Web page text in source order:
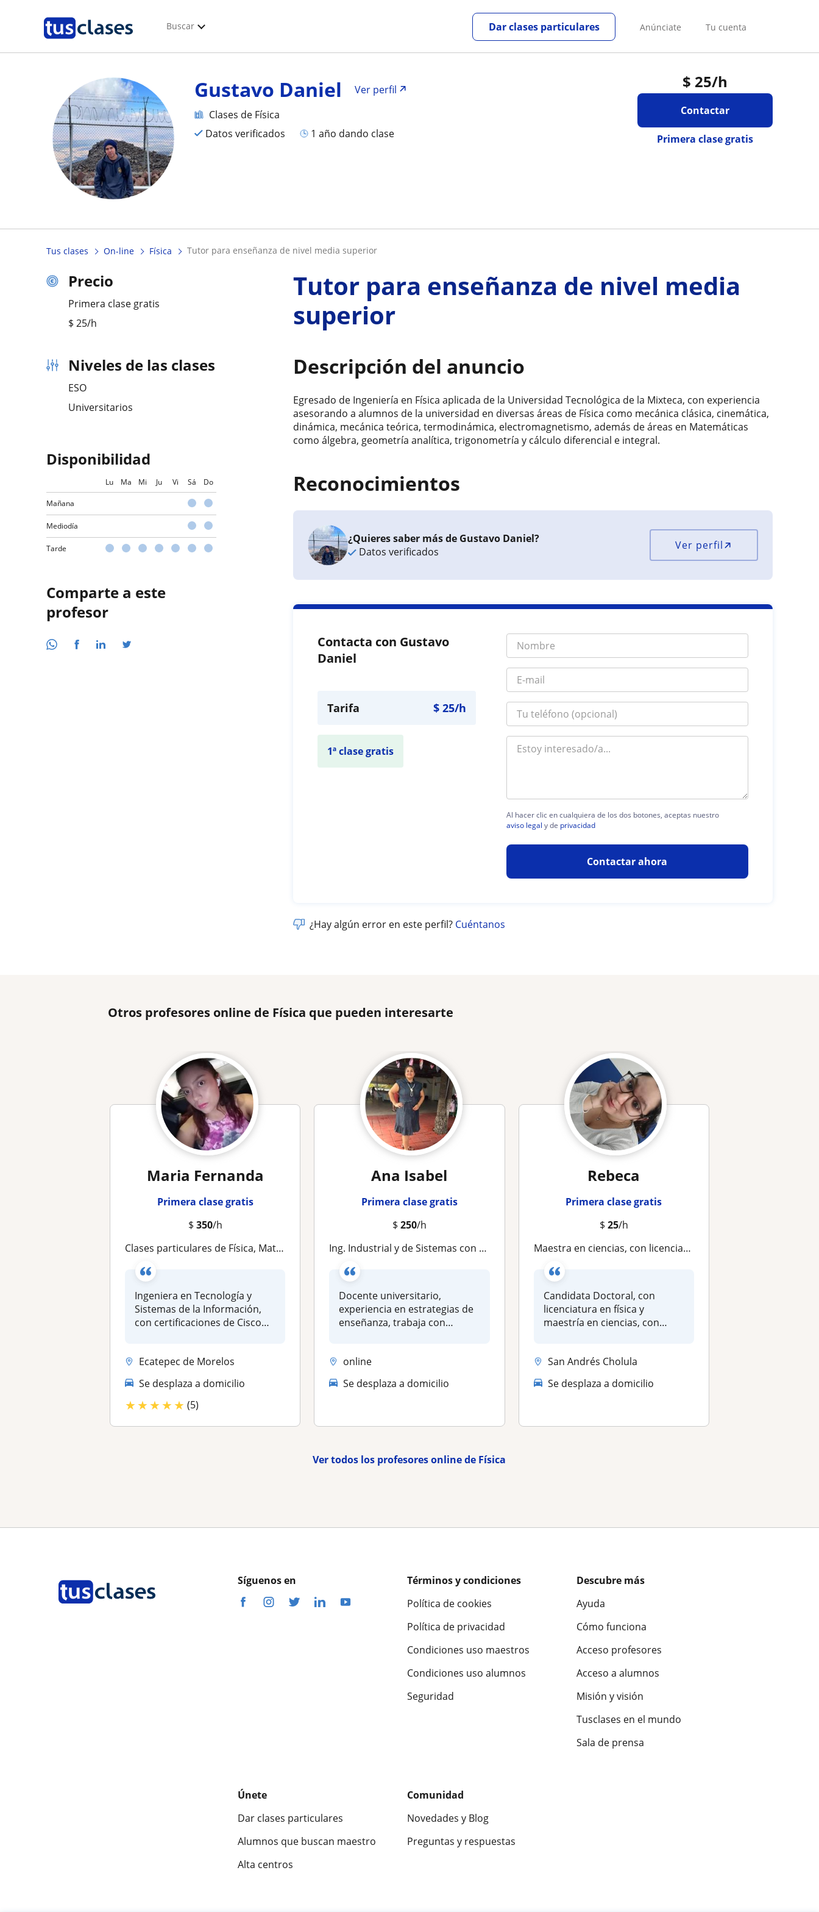
Buscar Anúnciate Tu cuenta
Dar clases particulares
$ 25/h
Contactar
Primera clase gratis
Gustavo Daniel
Ver perfil
Clases de Física
Datos verificados
1 año dando clase
Tus clases On-line Física tutor para enseñanza de nivel media superior
Precio
Primera clase gratis
$ 25/h
Niveles de las clases
ESO
Universitarios
Disponibilidad
Lu Ma Mi Ju Vi Sá Do
Mañana
Mediodía
Tarde
Comparte a este
profesor
Tutor para enseñanza de nivel media
superior
Descripción del anuncio
Egresado de Ingeniería en Física aplicada de la Universidad Tecnológica de la Mixteca, con experiencia
asesorando a alumnos de la universidad en diversas áreas de Física como mecánica clásica, cinemática,
dinámica, mecánica teórica, termodinámica, electromagnetismo, además de áreas en Matemáticas
como álgebra, geometría analítica, trigonometría y cálculo diferencial e integral.
Reconocimientos
¿Quieres saber más de Gustavo Daniel?
Datos verificados
Ver perfil
Contacta con Gustavo
Daniel
Tarifa $25/h
1ª clase gratis
Al hacer clic en cualquiera de los dos botones, aceptas nuestro
aviso legal y de privacidad
Contactar ahora
¿Hay algún error en este perfil? Cuéntanos
Otros profesores online de Física que pueden interesarte
Maria Fernanda
Primera clase gratis
$ 350/h
Clases particulares de Física, Matemáticas y Química
Ingeniera en Tecnología y
Sistemas de la Información,
con certificaciones de Cisco
Ecatepec de Morelos
Se desplaza a domicilio
★★★★★ (5)
Ana Isabel
Primera clase gratis
$ 250/h
Ing. Industrial y de Sistemas con 17 años de experiencia, Física básica para nivel secundaria, preparatoria y universidad
Docente universitario,
experiencia en estrategias de
enseñanza, trabaja con
online
Se desplaza a domicilio
Rebeca
Primera clase gratis
$ 25/h
Maestra en ciencias, con licenciatura en física, horario flexible y podemos empezar desde 0 porque lo importante es entender
Candidata Doctoral, con
licenciatura en física y
maestría en ciencias, con
San Andrés Cholula
Se desplaza a domicilio
Ver todos los profesores online de Física
Síguenos en
Términos y condiciones
Política de cookies
Política de privacidad
Condiciones uso maestros
Condiciones uso alumnos
Seguridad
Descubre más
Ayuda
Cómo funciona
Acceso profesores
Acceso a alumnos
Misión y visión
Tusclases en el mundo
Sala de prensa
Únete
Dar clases particulares
Alumnos que buscan maestro
Alta centros
Comunidad
Novedades y Blog
Preguntas y respuestas